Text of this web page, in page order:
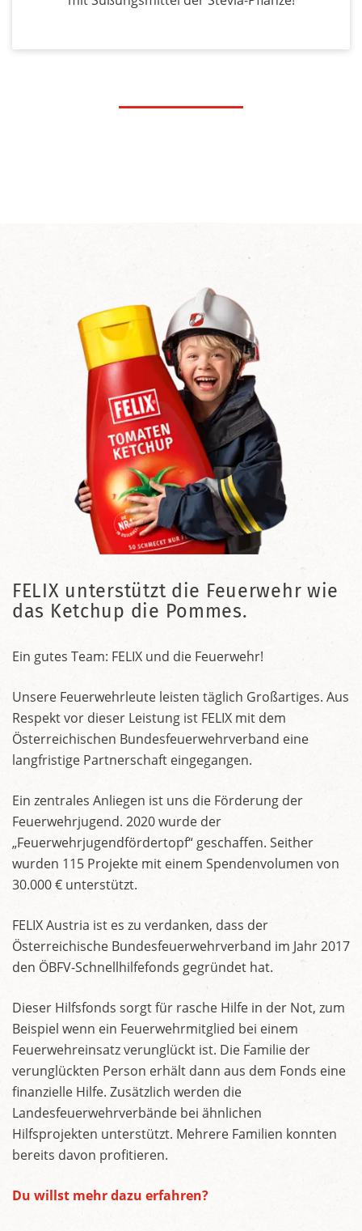
FELIX unterstützt die Feuerwehr wie
das Ketchup die Pommes.
Ein gutes Team: FELIX und die Feuerwehr!
Unsere Feuerwehrleute leisten täglich Großartiges. Aus
Respekt vor dieser Leistung ist FELIX mit dem
Österreichischen Bundesfeuerwehrverband eine
langfristige Partnerschaft eingegangen.
Ein zentrales Anliegen ist uns die Förderung der
Feuerwehrjugend. 2020 wurde der
„Feuerwehrjugendfördertopf“ geschaffen. Seither
wurden 115 Projekte mit einem Spendenvolumen von
30.000 € unterstützt.
FELIX Austria ist es zu verdanken, dass der
Österreichische Bundesfeuerwehrverband im Jahr 2017
den ÖBFV-Schnellhilfefonds gegründet hat.
Dieser Hilfsfonds sorgt für rasche Hilfe in der Not, zum
Beispiel wenn ein Feuerwehrmitglied bei einem
Feuerwehreinsatz verunglückt ist. Die Familie der
verunglückten Person erhält dann aus dem Fonds eine
finanzielle Hilfe. Zusätzlich werden die
Landesfeuerwehrverbände bei ähnlichen
Hilfsprojekten unterstützt. Mehrere Familien konnten
bereits davon profitieren.
Du willst mehr dazu erfahren?